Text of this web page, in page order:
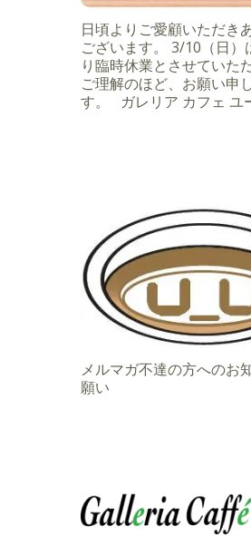
日頃よりご愛顧いただき
ございます。 3/10（日）
り臨時休業とさせていた
ご理解のほど、お願い申
す。 ガレリア カフェ ユ
メルマガ不達の方へのお
願い